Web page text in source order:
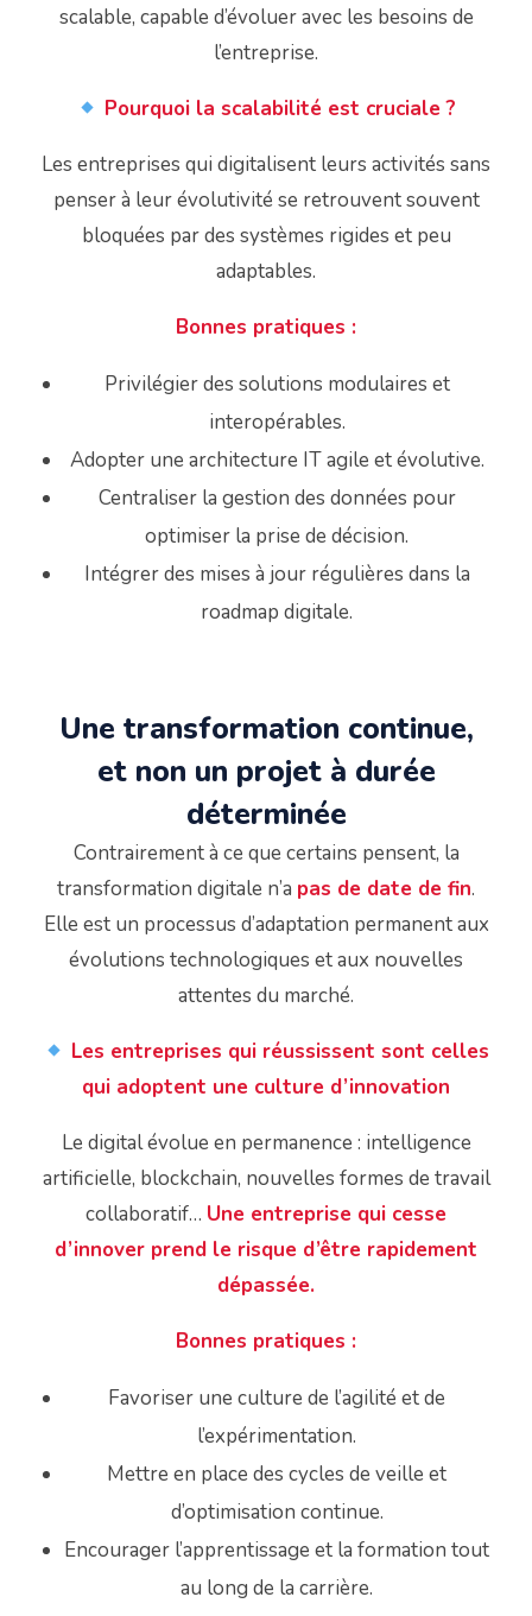
scalable, capable d’évoluer avec les besoins de
l’entreprise.
Pourquoi la scalabilité est cruciale ?
Les entreprises qui digitalisent leurs activités sans
penser à leur évolutivité se retrouvent souvent
bloquées par des systèmes rigides et peu
adaptables.
Bonnes pratiques :
Privilégier des solutions modulaires et
interopérables.
Adopter une architecture IT agile et évolutive.
Centraliser la gestion des données pour
optimiser la prise de décision.
Intégrer des mises à jour régulières dans la
roadmap digitale.
Une transformation continue,
et non un projet à durée
déterminée
Contrairement à ce que certains pensent, la
transformation digitale n’a pas de date de fin.
Elle est un processus d’adaptation permanent aux
évolutions technologiques et aux nouvelles
attentes du marché.
Les entreprises qui réussissent sont celles
qui adoptent une culture d’innovation
Le digital évolue en permanence : intelligence
artificielle, blockchain, nouvelles formes de travail
collaboratif… Une entreprise qui cesse
d’innover prend le risque d’être rapidement
dépassée.
Bonnes pratiques :
Favoriser une culture de l’agilité et de
l’expérimentation.
Mettre en place des cycles de veille et
d’optimisation continue.
Encourager l’apprentissage et la formation tout
au long de la carrière.